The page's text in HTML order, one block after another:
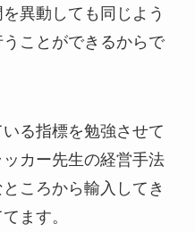
異動しても同じよう
ことができるからで
る指標を勉強させて
カー先生の経営手法
ころから輸入してき
ます。